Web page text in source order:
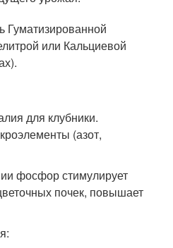
Гуматизированной
или Кальциевой
фосфор стимулирует
почек, повышает